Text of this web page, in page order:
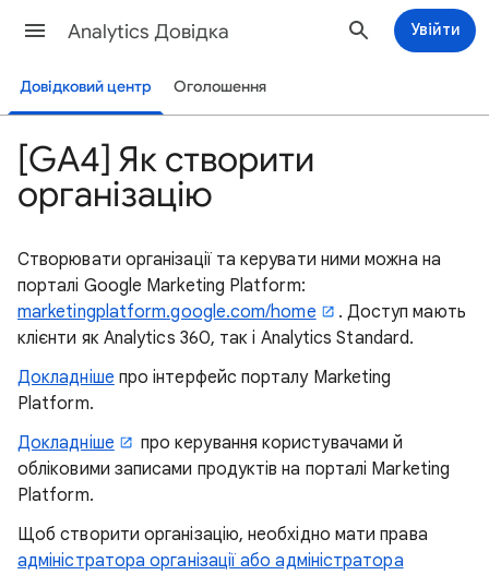
Analytics Довідка Увійти
Довідковий центр Оголошення
[GA4] Як створити
організацію
Створювати організації та керувати ними можна на
порталі Google Marketing Platform:
marketingplatform.google.com/home
. Доступ мають
клієнти як Analytics 360, так і Analytics Standard.
Докладніше про інтерфейс порталу Marketing
Platform.
Докладніше
про керування користувачами й
обліковими записами продуктів на порталі Marketing
Platform.
Щоб створити організацію, необхідно мати права
адміністратора організації або адміністратора